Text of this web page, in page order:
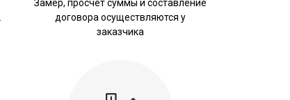
Замер, просчет суммы и составление
договора осуществляются у
заказчика